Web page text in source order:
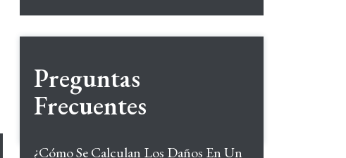
Preguntas
Frecuentes
¿Cómo Se Calculan Los Daños En Un